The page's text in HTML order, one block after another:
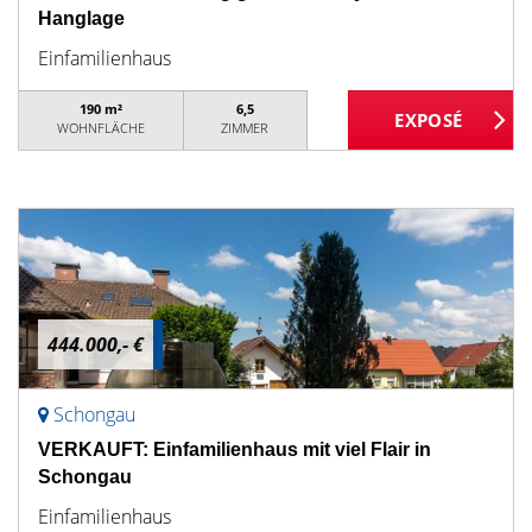
Hanglage
Einfamilienhaus
190 m²
WOHNFLÄCHE
6,5
ZIMMER
444.000,- €
Schongau
VERKAUFT: Einfamilienhaus mit viel Flair in
Schongau
Einfamilienhaus